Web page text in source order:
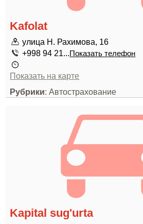
Kafolat
улица Н. Рахимова, 16
+998 94 21...Показать телефон
Показать на карте
Рубрики: Автострахование
Kapital sug'urta